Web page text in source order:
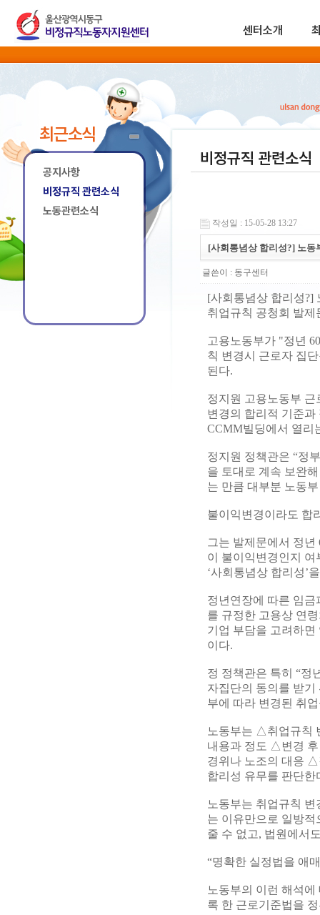
센터소개
최근소식
공지사항
비정규직 관련소식
노동관련소식
비정규직 관련소식
작성일 : 15-05-28 13:27
[사회통념상 합리성?] 노동
글쓴이 : 동구센터
[사회통념상 합리성?]
취업규칙 공청회 발
고용노동부가 "정년
칙 변경시 근로자 집
된다.
정지원 고용노동부 근
변경의 합리적 기준과
CCMM빌딩에서 열리
정지원 정책관은 “정
을 토대로 계속 보완
는 만큼 대부분 노동
불이익변경이라도 합
그는 발제문에서 정
이 불이익변경인지
‘사회통념상 합리성’
정년연장에 따른 임
를 규정한 고용상 연
기업 부담을 고려하
이다.
정 정책관은 특히 “정
자집단의 동의를 받
부에 따라 변경된 취
노동부는 △취업규칙
내용과 정도 △변경
경위나 노조의 대응 △
합리성 유무를 판단한
노동부는 취업규칙
는 이유만으로 일방
줄 수 없고, 법원에서
“명확한 실정법을 애
노동부의 이런 해석
록 한 근로기준법을